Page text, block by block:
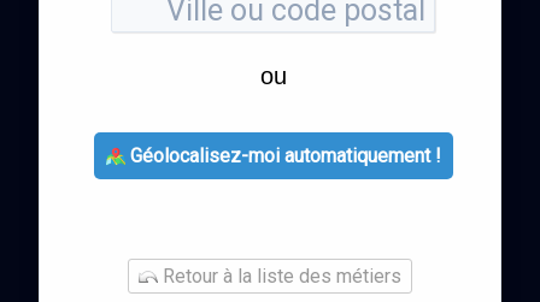
ou
Géolocalisez-moi automatiquement !
Retour à la liste des métiers